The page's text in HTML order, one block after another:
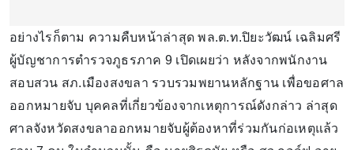
อย่างไรก็ตาม ความคืบหน้าล่าสุด พล.ต.ท.ปิยะวัฒน์ เฉลิมศรี
ผู้บัญชาการตำรวจภูธรภาค 9 เปิดเผยว่า หลังจากพนักงาน
สอบสวน สภ.เมืองสงขลา รวบรวมพยานหลักฐาน เพื่อขอศาล
ออกหมายจับ บุคคลที่เกี่ยวข้องจากเหตุการณ์ดังกล่าว ล่าสุด
ศาลจังหวัดสงขลาออกหมายจับผู้ต้องหาที่ร่วมกันก่อเหตุแล้ว